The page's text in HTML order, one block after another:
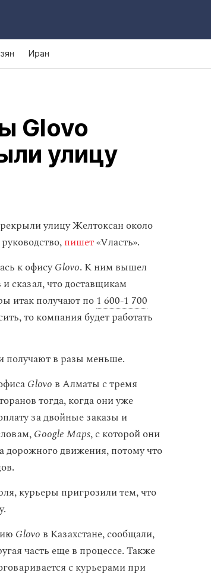
Иран
Glovo
улицу
улицу Желтоксан около
пишет«Vласть».
к офисуGlovo. К ним вышел
сказал, что доставщикам
итак получают по1 600-1 700
то компания будет работать
получают в разы меньше.
Glovo в Алматы с тремя
тогда, когда они уже
за двойные заказы и
Google Maps, с которой они
дорожного движения, потому что
курьеры пригрозили тем, что
Glovo в Казахстане, сообщали,
часть еще в процессе. Также
с курьерами при